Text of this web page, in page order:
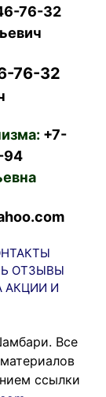
76-32
76-32
+7-
94
ОТЗЫВЫ
АКЦИИ И
Все
ссылки